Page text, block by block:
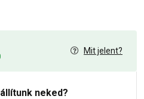
Mit jelent?
neked?